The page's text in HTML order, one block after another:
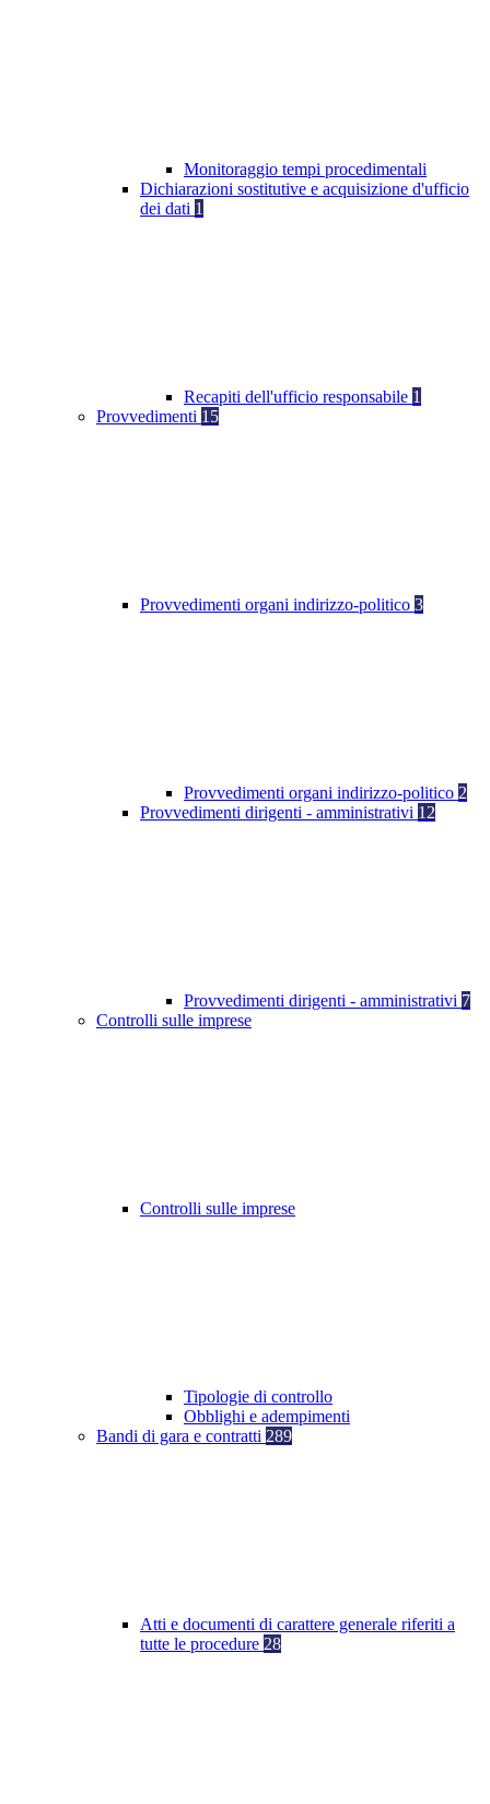
Monitoraggio tempi procedimentali
Dichiarazioni sostitutive e acquisizione d'ufficio
dei dati 1
Recapiti dell'ufficio responsabile 1
Provvedimenti 15
Provvedimenti organi indirizzo-politico 3
Provvedimenti organi indirizzo-politico 2
Provvedimenti dirigenti - amministrativi 12
Provvedimenti dirigenti - amministrativi 7
Controlli sulle imprese
Controlli sulle imprese
Tipologie di controllo
Obblighi e adempimenti
Bandi di gara e contratti 289
Atti e documenti di carattere generale riferiti a
tutte le procedure 28